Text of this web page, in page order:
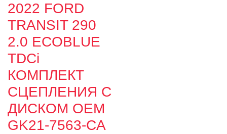
2022 FORD
TRANSIT 290
2.0 ECOBLUE
TDCi
КОМПЛЕКТ
СЦЕПЛЕНИЯ С
ДИСКОМ OEM
GK21-7563-CA